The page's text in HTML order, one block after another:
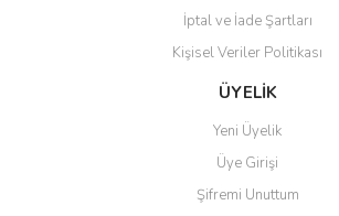
Gönder
İptal ve İade Şartları
Kişisel Veriler Politikası
ÜYELİK
Yeni Üyelik
Üye Girişi
Şifremi Unuttum